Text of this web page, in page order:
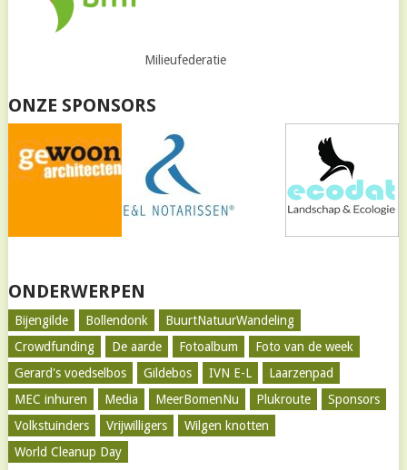
Milieufederatie
ONZE SPONSORS
ONDERWERPEN
Bijengilde Bollendonk
BuurtNatuurWandeling
Crowdfunding
De aarde Fotoalbum
Foto van de week
Gerard's voedselbos
Gildebos IVN E-L
Laarzenpad
MEC inhuren
Media MeerBomenNu Plukroute
Sponsors
Volkstuinders
Vrijwilligers
Wilgen knotten
World Cleanup Day